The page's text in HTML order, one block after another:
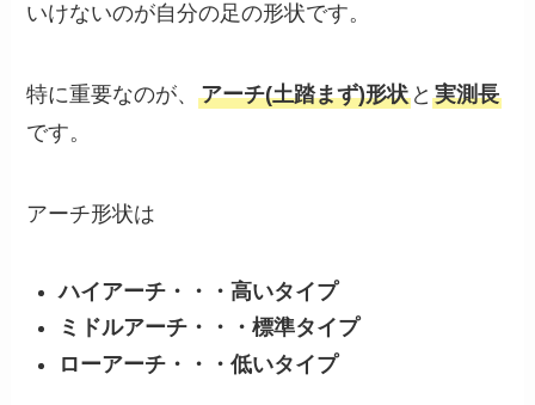
いけないのが自分の足の形状です。
特に重要なのが、アーチ(土踏まず)形状 と実測長
です。
アーチ形状は
ハイアーチ・・・高いタイプ
ミドルアーチ・・・標準タイプ
ローアーチ・・・低いタイプ